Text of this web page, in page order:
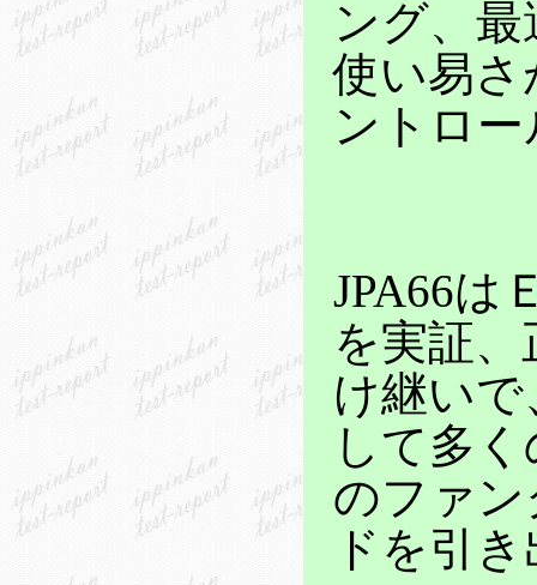
ング、
使い易さ
ントロ
JPA66は
を実証
け継い
して多
のファ
ドを引